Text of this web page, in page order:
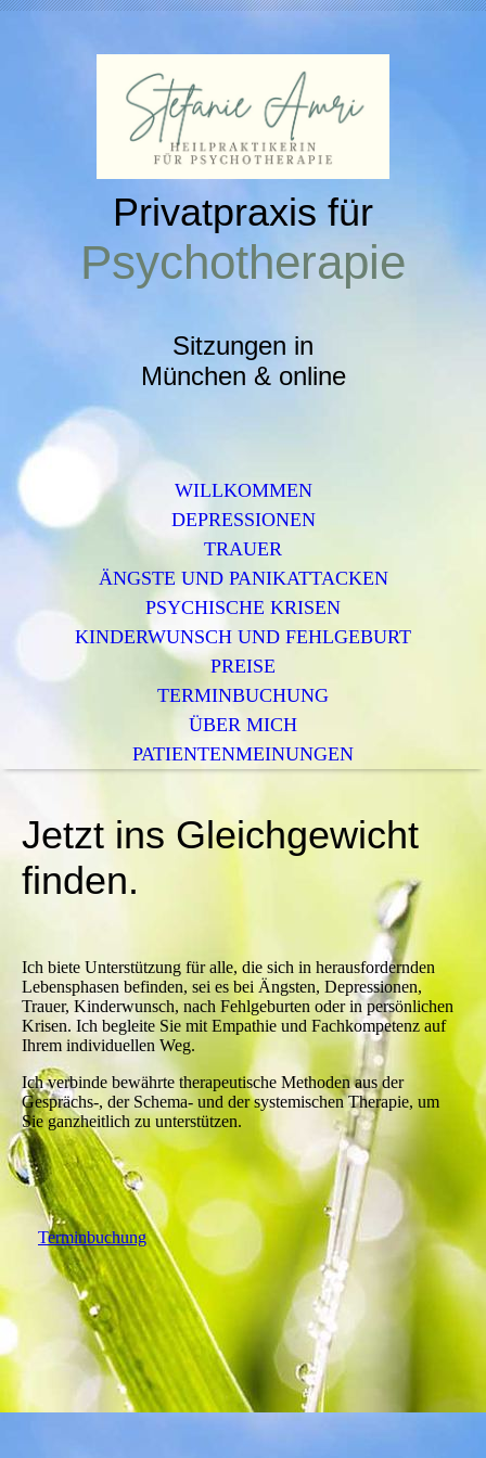
Privatpraxis für
Psychotherapie
Sitzungen in
München & online
WILLKOMMEN
DEPRESSIONEN
TRAUER
ÄNGSTE UND PANIKATTACKEN
PSYCHISCHE KRISEN
KINDERWUNSCH UND FEHLGEBURT
PREISE
TERMINBUCHUNG
ÜBER MICH
PATIENTENMEINUNGEN
Jetzt ins Gleichgewicht
finden.
Ich biete Unterstützung für alle, die sich in herausfordernden
Lebensphasen befinden, sei es bei Ängsten, Depressionen,
Trauer, Kinderwunsch, nach Fehlgeburten oder in persönlichen
Krisen. Ich begleite Sie mit Empathie und Fachkompetenz auf
Ihrem individuellen Weg.
Ich verbinde bewährte therapeutische Methoden aus der
Gesprächs-, der Schema- und der systemischen Therapie, um
Sie ganzheitlich zu unterstützen.
Terminbuchung